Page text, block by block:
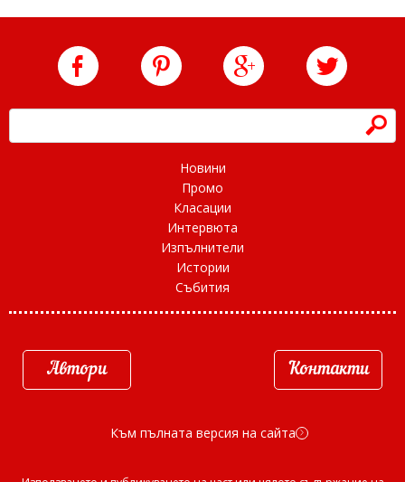
h
Новини
Промо
Класации
Интервюта
Изпълнители
Истории
Събития
Автори Контакти
Към пълната версия на сайта d